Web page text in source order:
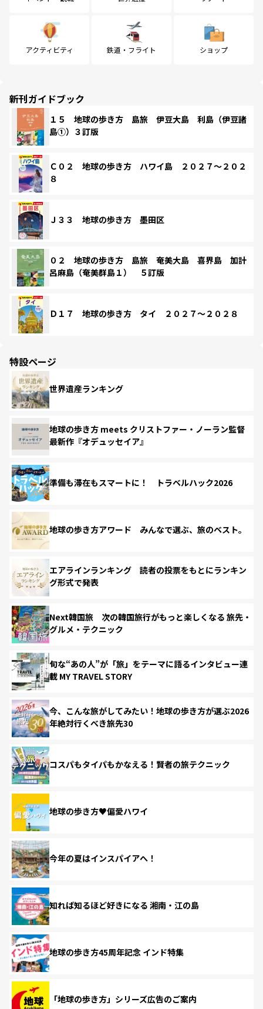
アクティビティ 鉄道・フライト ショップ
新刊ガイドブック
１５ 地球の歩き方 島旅 伊豆大島 利島（伊豆諸
島①）３訂版
Ｃ０２ 地球の歩き方 ハワイ島 ２０２７～２０２
８
Ｊ３３ 地球の歩き方 墨田区
０２ 地球の歩き方 島旅 奄美大島 喜界島 加計
呂麻島（奄美群島１） ５訂版
Ｄ１７ 地球の歩き方 タイ ２０２７～２０２８
特設ページ
世界遺産ランキング
地球の歩き方 meets クリストファー・ノーラン監督
最新作『オデュッセイア』
準備も滞在もスマートに！ トラベルハック2026
地球の歩き方アワード みんなで選ぶ、旅のベスト。
エアラインランキング 読者の投票をもとにランキン
グ形式で発表
Next韓国旅 次の韓国旅行がもっと楽しくなる 旅先・
グルメ・テクニック
旬な“あの人”が「旅」をテーマに語るインタビュー連
載 MY TRAVEL STORY
今、こんな旅がしてみたい！地球の歩き方が選ぶ2026
年絶対行くべき旅先30
コスパもタイパもかなえる！賢者の旅テクニック
地球の歩き方♥偏愛ハワイ
今年の夏はインスパイアへ！
知れば知るほど好きになる 湘南・江の島
地球の歩き方45周年記念 インド特集
「地球の歩き方」シリーズ広告のご案内